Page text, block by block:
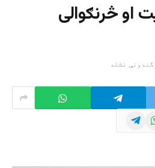
او څرنګوالی
نشته
Telegram